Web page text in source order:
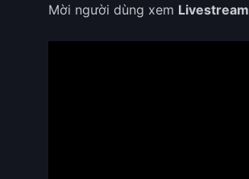
Mời người dùng xem Livestream